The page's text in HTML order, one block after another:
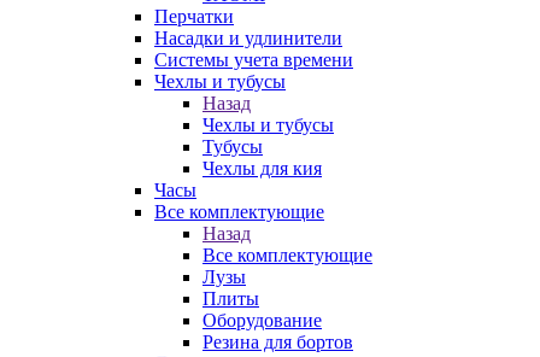
Перчатки
Насадки и удлинители
Системы учета времени
Чехлы и тубусы
Назад
Чехлы и тубусы
Тубусы
Чехлы для кия
Часы
Все комплектующие
Назад
Все комплектующие
Лузы
Плиты
Оборудование
Резина для бортов